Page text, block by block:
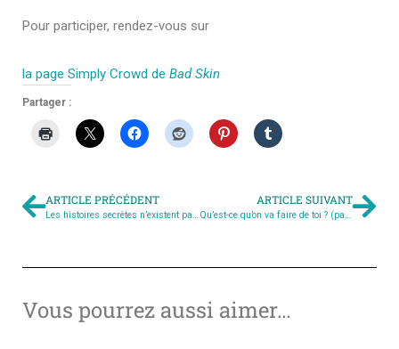
Pour participer, rendez-vous sur
la page Simply Crowd de Bad Skin
Partager :
ARTICLE PRÉCÉDENT
Les histoires secrètes n’existent pas (par ParisDude)
ARTICLE SUIVANT
Qu’est-ce qu’on va faire de toi ? (par ParisDude)
Vous pourrez aussi aimer…